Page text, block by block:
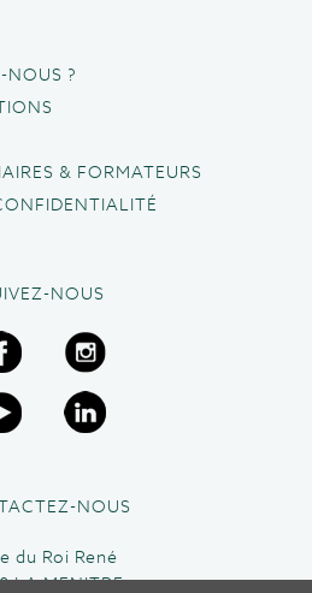
NOUS ?
& FORMATEURS
NOUS
NOUS
du Roi René
LA MENITRE